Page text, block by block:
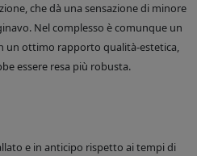
che dà una sensazione di minore
Nel complesso è comunque un
un ottimo rapporto qualità-estetica,
essere resa più robusta.
e in anticipo rispetto ai tempi di